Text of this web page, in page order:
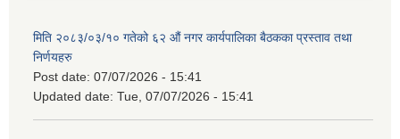
मिति २०८३/०३/१० गतेको ६२ औं नगर कार्यपालिका बैठकका प्रस्ताव तथा
निर्णयहरु
Post date: 07/07/2026 - 15:41
Updated date: Tue, 07/07/2026 - 15:41